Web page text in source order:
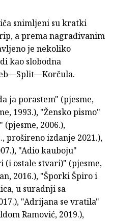
snimljeni su kratki
a prema nagrađivanim
je nekoliko
kao slobodna
ja porastem" (pjesme,
1993.), "Žensko pismo"
(pjesme, 2006.),
prošireno izdanje 2021.),
"Adio kauboju"
(i ostale stvari)" (pjesme,
2016.), "Šporki Špiro i
u suradnji sa
"Adrijana se vratila"
Ramović, 2019.),